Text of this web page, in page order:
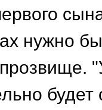
нужно
будет